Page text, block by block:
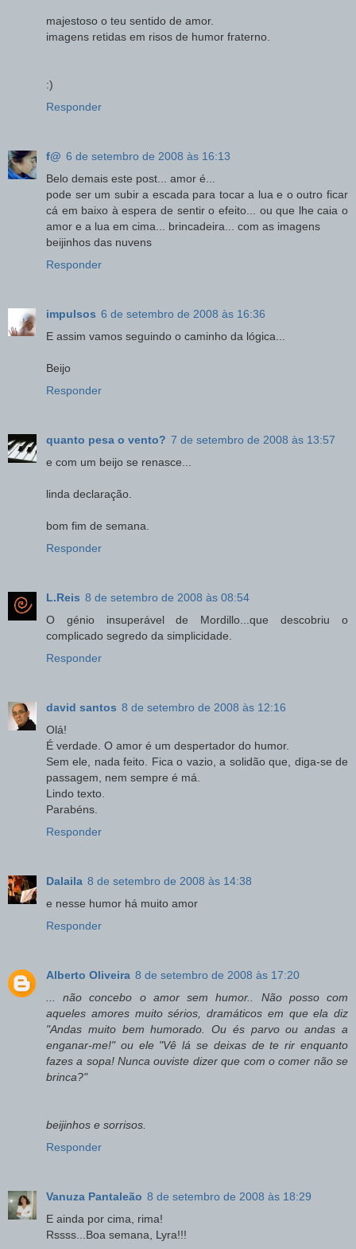
majestoso o teu sentido de amor.
imagens retidas em risos de humor fraterno.
:)
Responder
f@ 6 de setembro de 2008 às 16:13
Belo demais este post... amor é...
pode ser um subir a escada para tocar a lua e o outro ficar
cá em baixo à espera de sentir o efeito... ou que lhe caia o
amor e a lua em cima... brincadeira... com as imagens
beijinhos das nuvens
Responder
impulsos 6 de setembro de 2008 às 16:36
E assim vamos seguindo o caminho da lógica...
Beijo
Responder
quanto pesa o vento? 7 de setembro de 2008 às 13:57
e com um beijo se renasce...
linda declaração.
bom fim de semana.
Responder
L.Reis 8 de setembro de 2008 às 08:54
O génio insuperável de Mordillo...que descobriu o
complicado segredo da simplicidade.
Responder
david santos 8 de setembro de 2008 às 12:16
Olá!
É verdade. O amor é um despertador do humor.
Sem ele, nada feito. Fica o vazio, a solidão que, diga-se de
passagem, nem sempre é má.
Lindo texto.
Parabéns.
Responder
Dalaila 8 de setembro de 2008 às 14:38
e nesse humor há muito amor
Responder
Alberto Oliveira 8 de setembro de 2008 às 17:20
... não concebo o amor sem humor.. Não posso com
aqueles amores muito sérios, dramáticos em que ela diz
"Andas muito bem humorado. Ou és parvo ou andas a
enganar-me!" ou ele "Vê lá se deixas de te rir enquanto
fazes a sopa! Nunca ouviste dizer que com o comer não se
brinca?"
beijinhos e sorrisos.
Responder
Vanuza Pantaleão 8 de setembro de 2008 às 18:29
E ainda por cima, rima!
Rssss...Boa semana, Lyra!!!